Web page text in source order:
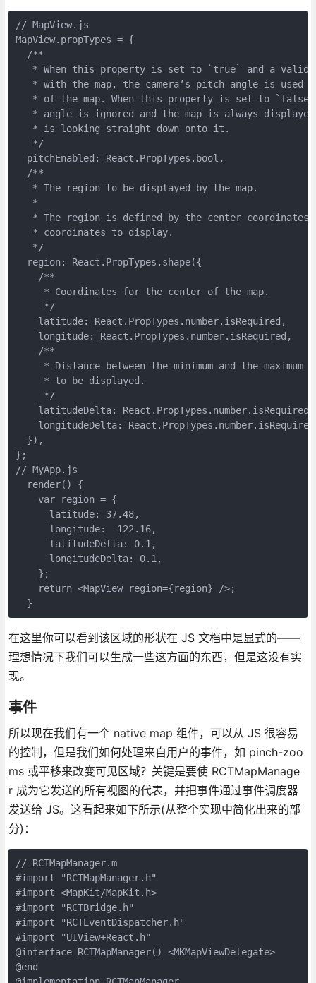
// MapView.js
MapView.propTypes = {
  /**
* When this property is set to `true` and a valid
* with the map, the camera’s pitch angle is used
* of the map. When this property is set to
* angle is ignored and the map is always
   * is looking straight down onto it.
   */
  pitchEnabled: React.PropTypes.bool,
  /**
   * The region to be displayed by the map.
   *
* The region is defined by the center coordinates
   * coordinates to display.
   */
  region: React.PropTypes.shape({
    /**
     * Coordinates for the center of the map.
     */
    latitude: React.PropTypes.number.isRequired,
    longitude: React.PropTypes.number.isRequired,
    /**
* Distance between the minimum and the maximum
     * to be displayed.
     */
    latitudeDelta: React.PropTypes.number.isRequired,
longitudeDelta:
  }),
};
// MyApp.js
  render() {
    var region = {
      latitude: 37.48,
      longitude: -122.16,
      latitudeDelta: 0.1,
      longitudeDelta: 0.1,
    };
    return <MapView region={region} />;
在这里你可以看到该区域的形状在 JS 文档中是显式的——
理想情况下我们可以生成一些这方面的东西，但是这没有实
现。
事件
所以现在我们有一个 native map 组件，可以从 JS 很容易
的控制，但是我们如何处理来自用户的事件，如 pinch-zoo
ms 或平移来改变可见区域？关键是要使 RCTMapManage
r 成为它发送的所有视图的代表，并把事件通过事件调度器
发送给 JS。这看起来如下所示(从整个实现中简化出来的部
分)：
// RCTMapManager.m
#import "RCTMapManager.h"
#import <MapKit/MapKit.h>
#import "RCTBridge.h"
#import "RCTEventDispatcher.h"
#import "UIView+React.h"
@interface RCTMapManager() <MKMapViewDelegate>
@end